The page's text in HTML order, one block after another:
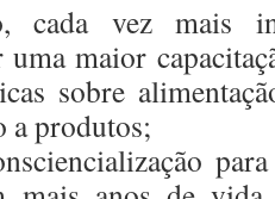
cada vez mais
maior
sobre
a produtos;